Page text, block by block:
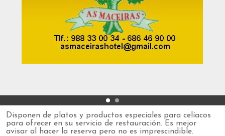
Disponen de platos y productos especiales para celíacos
para ofrecer en su servicio de restauración. Es mejor
avisar al hacer la reserva pero no es imprescindible.